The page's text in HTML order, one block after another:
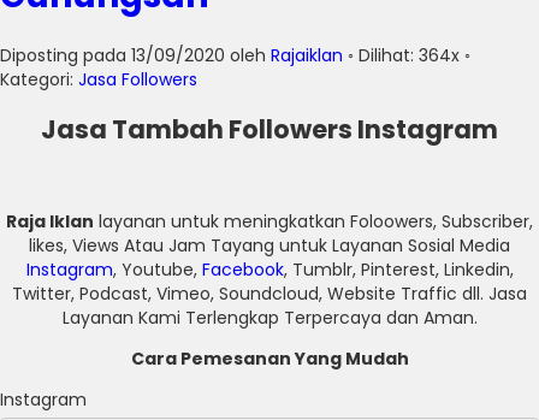
Diposting pada 13/09/2020 oleh Rajaiklan ◦ Dilihat: 364x ◦
Kategori: Jasa Followers
Jasa Tambah Followers Instagram
Raja Iklan layanan untuk meningkatkan Foloowers, Subscriber,
likes, Views Atau Jam Tayang untuk Layanan Sosial Media
Instagram, Youtube, Facebook, Tumblr, Pinterest, Linkedin,
Twitter, Podcast, Vimeo, Soundcloud, Website Traffic dll. Jasa
Layanan Kami Terlengkap Terpercaya dan Aman.
Cara Pemesanan Yang Mudah
Instagram